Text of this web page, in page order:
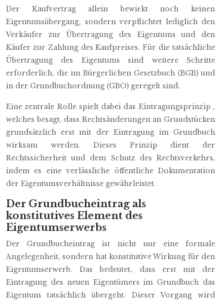
Der Kaufvertrag allein bewirkt noch keinen
Eigentumsübergang, sondern verpflichtet lediglich den
Verkäufer zur Übertragung des Eigentums und den
Käufer zur Zahlung des Kaufpreises. Für die tatsächliche
Übertragung des Eigentums sind weitere Schritte
erforderlich, die im Bürgerlichen Gesetzbuch (BGB) und
in der Grundbuchordnung (GBO) geregelt sind.
Eine zentrale Rolle spielt dabei das Eintragungsprinzip ,
welches besagt, dass Rechtsänderungen an Grundstücken
grundsätzlich erst mit der Eintragung im Grundbuch
wirksam werden. Dieses Prinzip dient der
Rechtssicherheit und dem Schutz des Rechtsverkehrs,
indem es eine verlässliche öffentliche Dokumentation
der Eigentumsverhältnisse gewährleistet.
Der Grundbucheintrag als
konstitutives Element des
Eigentumserwerbs
Der Grundbucheintrag ist nicht nur eine formale
Angelegenheit, sondern hat konstitutive Wirkung für den
Eigentumserwerb. Das bedeutet, dass erst mit der
Eintragung des neuen Eigentümers im Grundbuch das
Eigentum tatsächlich übergeht. Dieser Vorgang wird